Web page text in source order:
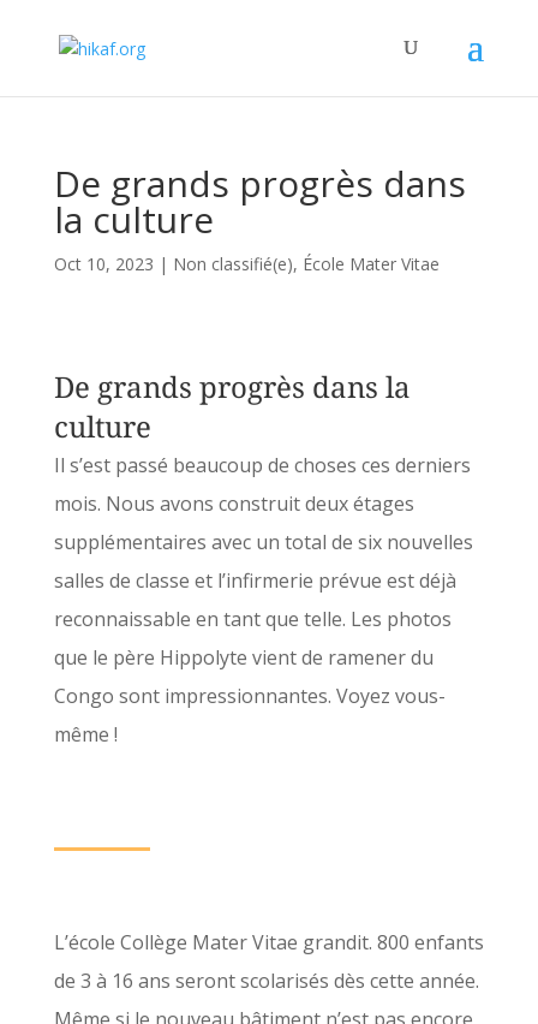
De grands progrès dans
la culture
Oct 10, 2023 | Non classifié(e), École Mater Vitae
De grands progrès dans la
culture
Il s’est passé beaucoup de choses ces derniers
mois. Nous avons construit deux étages
supplémentaires avec un total de six nouvelles
salles de classe et l’infirmerie prévue est déjà
reconnaissable en tant que telle. Les photos
que le père Hippolyte vient de ramener du
Congo sont impressionnantes. Voyez vous-
même !
L’école Collège Mater Vitae grandit. 800 enfants
de 3 à 16 ans seront scolarisés dès cette année.